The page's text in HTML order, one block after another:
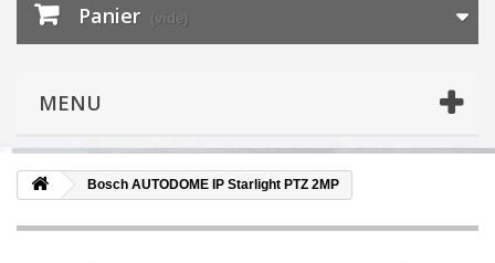
Panier (vide)
MENU
Bosch AUTODOME IP Starlight PTZ 2MP